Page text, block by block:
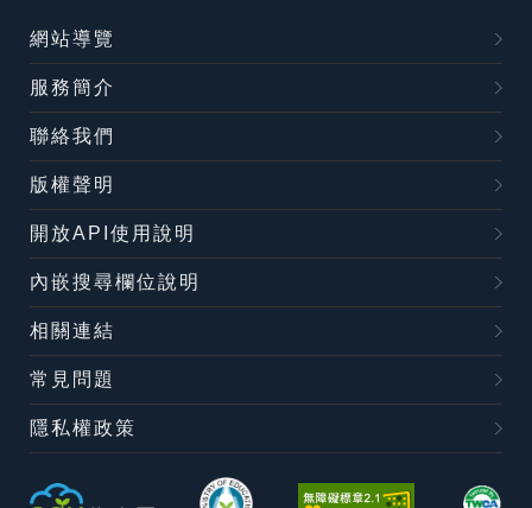
網站導覽
服務簡介
聯絡我們
版權聲明
開放API使用說明
內嵌搜尋欄位說明
相關連結
常見問題
隱私權政策